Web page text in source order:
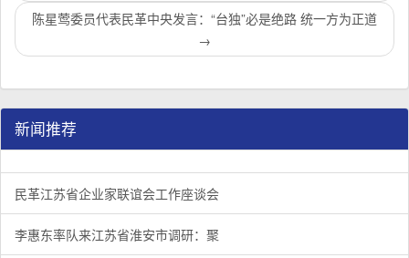
陈星莺委员代表民革中央发言：“台独”必是绝路 统一方为正道
→
新闻推荐
民革江苏省企业家联谊会工作座谈会在宁召开
1/3 李惠东率队来江苏省淮安市调研：聚焦民革党员之家建设管
2/3 民革江苏省委召开“主题教育活动” 领导班子民主生活会
3/3
民革江苏省企业家联谊会工作座谈会
李惠东率队来江苏省淮安市调研：聚